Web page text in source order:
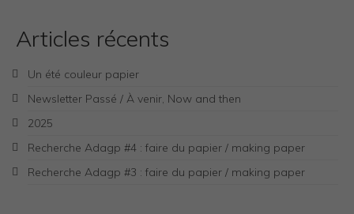
Articles récents
Un été couleur papier
Newsletter Passé / À venir, Now and then
2025
Recherche Adagp #4 : faire du papier / making paper
Recherche Adagp #3 : faire du papier / making paper